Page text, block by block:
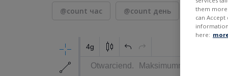
@count час @count день 7 дней
them
can
here: